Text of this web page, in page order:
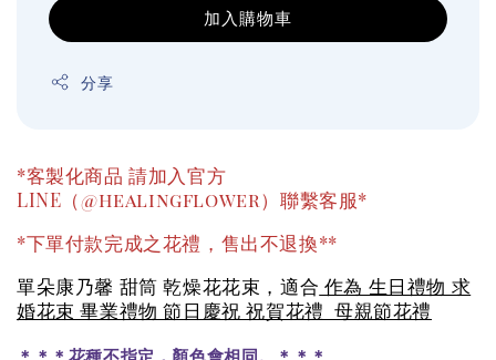
加入購物車
分享
*客製化商品 請加入官方
LINE（@healingflower）聯繫客服*
*下單付款完成之花禮，售出不退換**
單朵康乃馨 甜筒 乾燥花花束，適合 作為 生日禮物 求
婚花束 畢業禮物 節日慶祝 祝賀花禮 母親節花禮
＊＊＊花種不指定，顏色會相同。＊＊＊